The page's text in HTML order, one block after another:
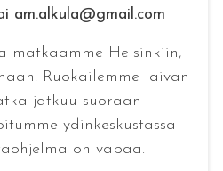
am.alkula@gmail.com
matkaamme Helsinkiin,
Ruokailemme laivan
jatkuu suoraan
ydinkeskustassa
on vapaa.